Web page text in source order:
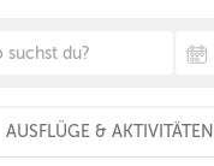
AUSFLÜGE & AKTIVITÄTEN